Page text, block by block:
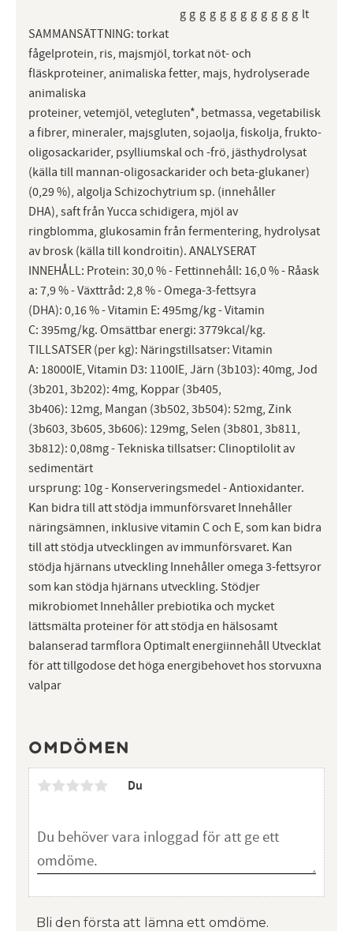
g g g g g g g g g g g g lt
SAMMANSÄTTNING: torkat
fågelprotein, ris, majsmjöl, torkat nöt- och
fläskproteiner, animaliska fetter, majs, hydrolyserade
animaliska
proteiner, vetemjöl, vetegluten*, betmassa, vegetabilisk
a fibrer, mineraler, majsgluten, sojaolja, fiskolja, frukto-
oligosackarider, psylliumskal och -frö, jästhydrolysat
(källa till mannan-oligosackarider och beta-glukaner)
(0,29 %), algolja Schizochytrium sp. (innehåller
DHA), saft från Yucca schidigera, mjöl av
ringblomma, glukosamin från fermentering, hydrolysat
av brosk (källa till kondroitin). ANALYSERAT
INNEHÅLL: Protein: 30,0 % - Fettinnehåll: 16,0 % - Råask
a: 7,9 % - Växttråd: 2,8 % - Omega-3-fettsyra
(DHA): 0,16 % - Vitamin E: 495mg/kg - Vitamin
C: 395mg/kg. Omsättbar energi: 3779kcal/kg.
TILLSATSER (per kg): Näringstillsatser: Vitamin
A: 18000IE, Vitamin D3: 1100IE, Järn (3b103): 40mg, Jod
(3b201, 3b202): 4mg, Koppar (3b405,
3b406): 12mg, Mangan (3b502, 3b504): 52mg, Zink
(3b603, 3b605, 3b606): 129mg, Selen (3b801, 3b811,
3b812): 0,08mg - Tekniska tillsatser: Clinoptilolit av
sedimentärt
ursprung: 10g - Konserveringsmedel - Antioxidanter.
Kan bidra till att stödja immunförsvaret Innehåller
näringsämnen, inklusive vitamin C och E, som kan bidra
till att stödja utvecklingen av immunförsvaret. Kan
stödja hjärnans utveckling Innehåller omega 3-fettsyror
som kan stödja hjärnans utveckling. Stödjer
mikrobiomet Innehåller prebiotika och mycket
lättsmälta proteiner för att stödja en hälsosamt
balanserad tarmflora Optimalt energiinnehåll Utvecklat
för att tillgodose det höga energibehovet hos storvuxna
valpar
Omdömen
Du
Bli den första att lämna ett omdöme.